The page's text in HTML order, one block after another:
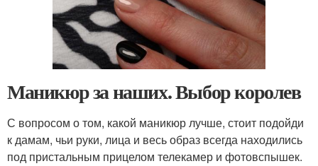
Маникюр за наших. Выбор королев
С вопросом о том, какой маникюр лучше, стоит подойди
к дамам, чьи руки, лица и весь образ всегда находились
под пристальным прицелом телекамер и фотовспышек.